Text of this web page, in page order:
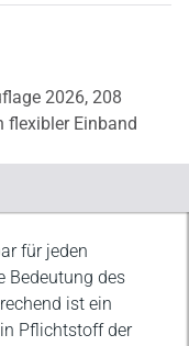
2026, 208
flexibler Einband
für jeden
Bedeutung des
ist ein
Pflichtstoff der